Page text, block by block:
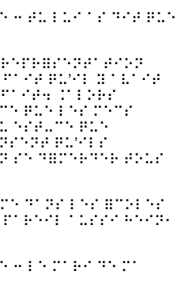
⠒ ⠞⠥ ⠇⠥⠊ ⠁⠎ ⠙⠊⠞ ⠟⠥⠑
⠟⠥’⠊⠇ ⠽ ⠁⠧⠁⠊⠞
⠨⠁⠇⠕⠗⠎
⠟⠥⠑ ⠇⠑⠎ ⠍⠑⠉⠎
⠑⠎⠞⠤⠉⠑ ⠟⠥⠑
⠟⠥’⠊⠇⠎
⠎⠑ ⠙⠿⠍⠑⠗⠙⠑⠗ ⠞⠕⠥⠎
⠙⠁⠝⠎ ⠇⠑⠎ ⠿⠉⠕⠇⠑⠎
⠏⠁⠗⠑⠊⠇ ⠁⠥⠎⠎⠊ ⠓⠑⠊⠝⠂
⠒ ⠇⠑ ⠍⠁⠗⠊ ⠙⠑ ⠍⠁